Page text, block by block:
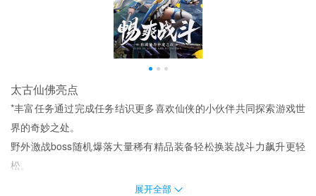
太古仙佛亮点
*丰富任务通过完成任务结识更多喜欢仙侠的小伙伴共同探索游戏世
界的奇妙之处。
野外激战boss随机爆落大量稀有精品装备轻松换装战斗力飙升更轻
松。
通过各种各样的副本获得更多资源；
展开全部